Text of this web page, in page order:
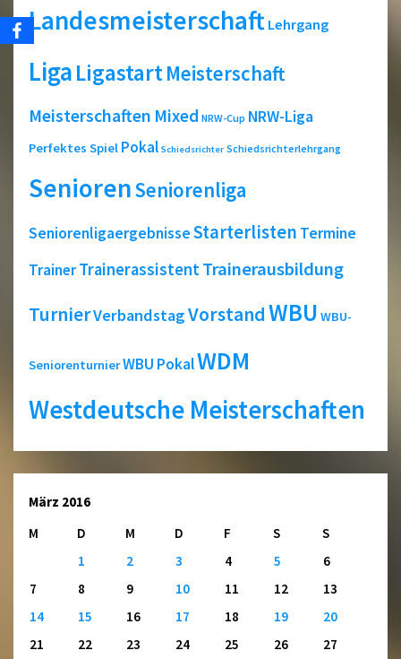
Landesmeisterschaft Lehrgang
LigaLigastartMeisterschaft
Meisterschaften Mixed NRW-Cup NRW-Liga
Perfektes Spiel Pokal Schiedsrichter Schiedsrichterlehrgang
SeniorenSeniorenliga
SeniorenligaergebnisseStarterlisten Termine
TrainerTrainerassistentTrainerausbildung
TurnierVerbandstagVorstandWBU WBU-
SeniorenturnierWBU PokalWDM
Westdeutsche Meisterschaften
März 2016
M
D M D F S
S
1
2 3 4 5
6
7
8 9 10 11 12
13
14
15 16 17 18 19
20
21
22 23 24 25 26
27